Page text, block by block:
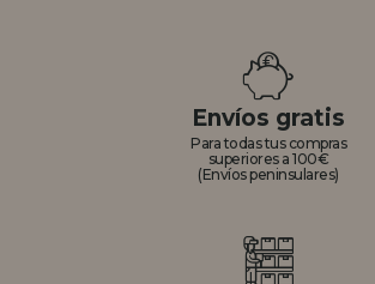
Envíos gratis
Para todas tus compras
superiores a 100€
(Envíos peninsulares)